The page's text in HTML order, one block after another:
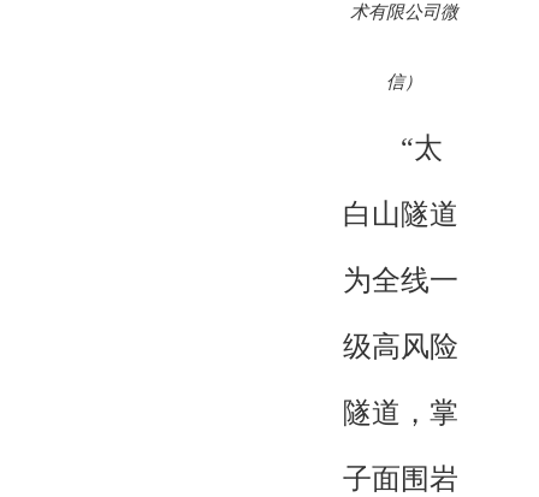
术有限公司微
信）
“太
白山隧道
为全线一
级高风险
隧道，掌
子面围岩